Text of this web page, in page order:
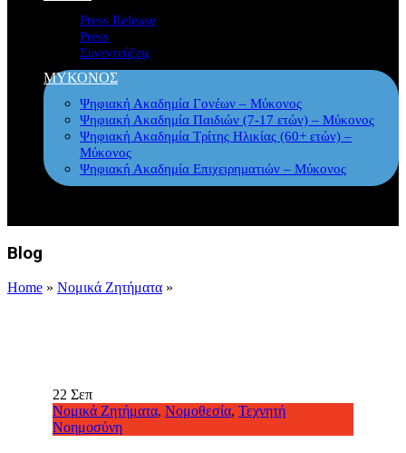
Press Release
Press
Συνεντεύξεις
ΜΥΚΟΝΟΣ
Ψηφιακή Ακαδημία Γονέων – Μύκονος
Ψηφιακή Ακαδημία Παιδιών (7-17 ετών) – Μύκονος
Ψηφιακή Ακαδημία Τρίτης Ηλικίας (60+ ετών) –
Μύκονος
Ψηφιακή Ακαδημία Επιχειρηματιών – Μύκονος
Blog
Home » Νομικά Ζητήματα »
22 Σεπ
Νομικά Ζητήματα, Νομοθεσία, Τεχνητή
Νοημοσύνη